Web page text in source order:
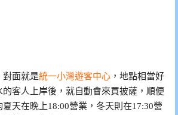
對面就是統一小灣遊客中心 ，地點相當好
客人上岸後，就自動會來買披薩，順便
天在晚上18:00營業，冬天則在17:30營